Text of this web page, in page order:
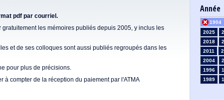
pdf par courriel.
gratuitement les mémoires publiés depuis 2005, y inclus les
et de ses colloques sont aussi publiés regroupés dans les
pour plus de précisions.
à compter de la réception du paiement par l'ATMA
Année
2025
2018
2011
2004
1996
1989
1904